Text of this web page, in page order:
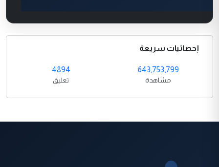
إحصائيات سريعة
643,753,799
مشاهدة
4894
تعليق